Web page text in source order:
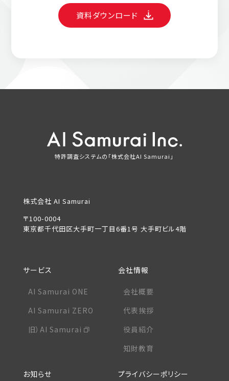
資料ダウンロード
特許調査システムの「株式会社AI Samurai」
株式会社 AI Samurai
〒100-0004
東京都千代田区大手町一丁目6番1号 大手町ビル4階
サービス
AI Samurai ONE
AI Samurai ZERO
旧）AI Samurai
会社情報
会社概要
代表挨拶
役員紹介
知財教育
お知らせ プライバシーポリシー